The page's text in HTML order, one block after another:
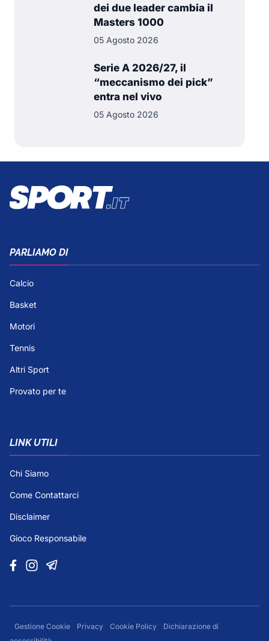
dei due leader cambia il
Masters 1000
05 Agosto 2026
Serie A 2026/27, il
“meccanismo dei pick”
entra nel vivo
05 Agosto 2026
PARLIAMO DI
Calcio
Basket
Motori
Tennis
Altri Sport
Provato per te
LINK UTILI
Chi Siamo
Come Contattarci
Disclaimer
Gioco Responsabile
Gestione Cookie Privacy Cookie Policy
Dichiarazione di